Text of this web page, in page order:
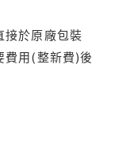
接於原廠包裝
費用(整新費)後